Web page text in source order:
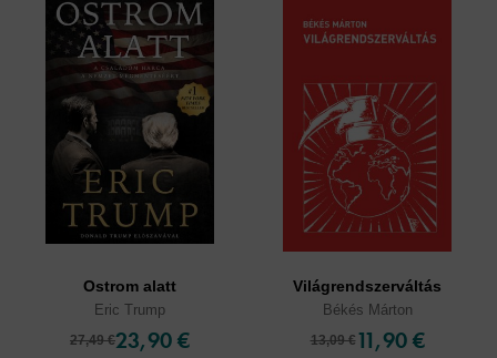
Ostrom alatt
Eric Trump
27,49 €23,90 €
Világrendszerváltás
Békés Márton
13,09 € 11,90 €